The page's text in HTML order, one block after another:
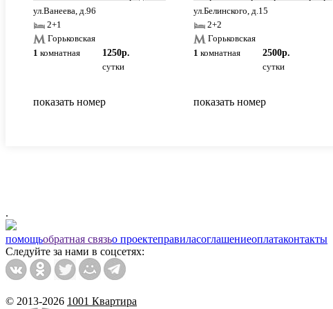
ул.Ванеева, д.96
2+1
Горьковская
1 комнатная
1250р.
сутки
показать номер
ул.Белинского, д.15
2+2
Горьковская
1 комнатная
2500р.
сутки
показать номер
.
помощьобратная связьо проектеправиласоглашениеоплатаконтакты
Следуйте за нами в соцсетях:
© 2013-2026 1001 Квартира